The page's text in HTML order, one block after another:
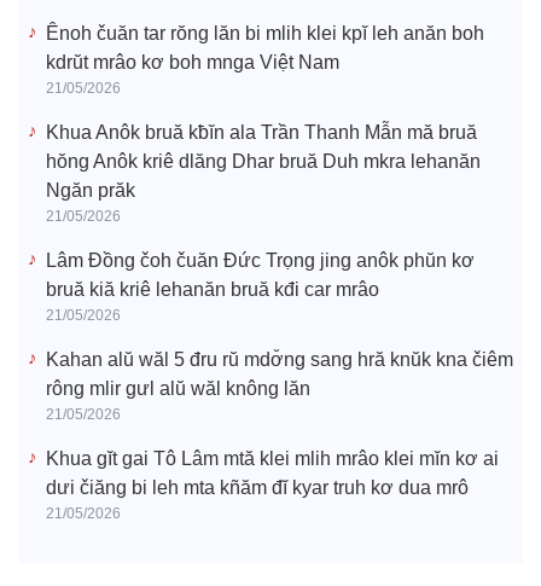
Ênoh čuăn tar rŏng lăn bi mlih klei kpĭ leh anăn boh
kdrŭt mrâo kơ boh mnga Việt Nam
21/05/2026
Khua Anôk bruă kƀĭn ala Trần Thanh Mẫn mă bruă
hŏng Anôk kriê dlăng Dhar bruă Duh mkra lehanăn
Ngăn prăk
21/05/2026
Lâm Đồng čoh čuăn Đức Trọng jing anôk phŭn kơ
bruă kiă kriê lehanăn bruă kđi car mrâo
21/05/2026
Kahan alŭ wăl 5 đru rŭ mdơ̆ng sang hră knŭk kna čiêm
rông mlir gưl alŭ wăl knông lăn
21/05/2026
Khua gĭt gai Tô Lâm mtă klei mlih mrâo klei mĭn kơ ai
dưi čiăng bi leh mta kñăm đĭ kyar truh kơ dua mrô
21/05/2026